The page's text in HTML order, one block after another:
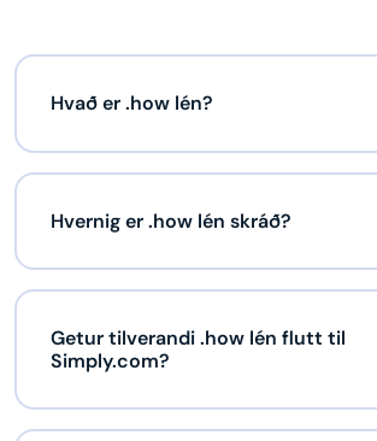
Hvað er .how lén?
Hvernig er .how lén skráð?
Getur tilverandi .how lén flutt til
Simply.com?